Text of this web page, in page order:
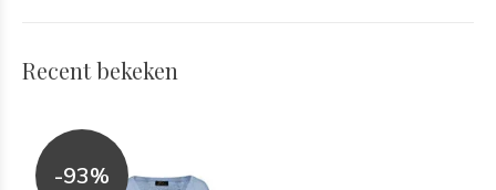
Recent bekeken
-93%